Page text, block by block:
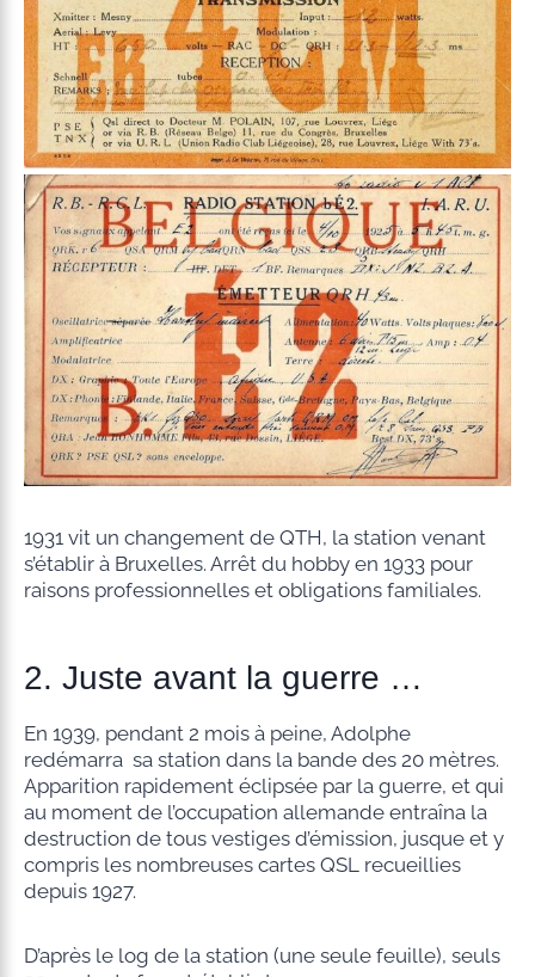
1931 vit un changement de QTH, la station venant
s’établir à Bruxelles. Arrêt du hobby en 1933 pour
raisons professionnelles et obligations familiales.
2. Juste avant la guerre …
En 1939, pendant 2 mois à peine, Adolphe
redémarra sa station dans la bande des 20 mètres.
Apparition rapidement éclipsée par la guerre, et qui
au moment de l’occupation allemande entraîna la
destruction de tous vestiges d’émission, jusque et y
compris les nombreuses cartes QSL recueillies
depuis 1927.
D’après le log de la station (une seule feuille), seuls